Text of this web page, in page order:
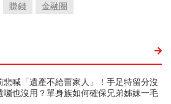
賺錢 金融圈
悲喊「遺產不給曹家人」！手足特留分沒
囑也沒用？單身族如何確保兄弟姊妹一毛